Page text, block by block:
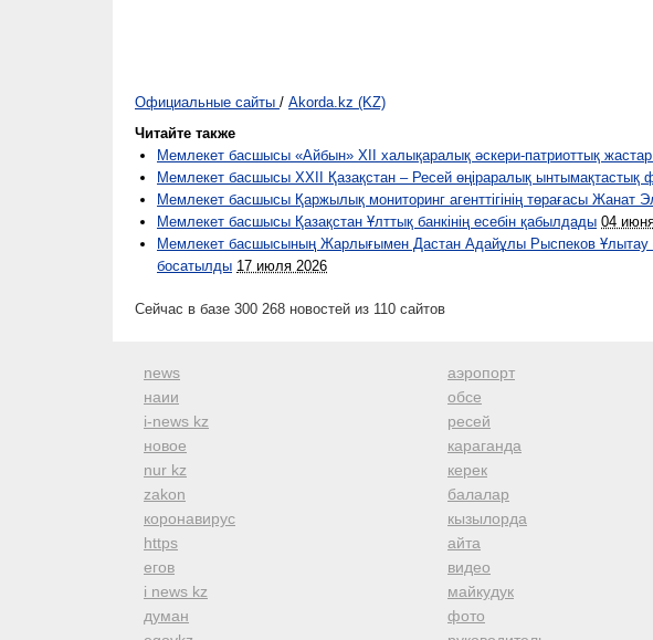
Официальные сайты / Akorda.kz (KZ)
Читайте также
Мемлекет басшысы «Айбын» ХІI халықаралық әскери-патриоттық
Мемлекет басшысы XXII Қазақстан – Ресей өңіраралық ынтымақтастық
Мемлекет басшысы Қаржылық мониторинг агенттігінің төрағасы Жанат
Мемлекет басшысы Қазақстан Ұлттық банкінің есебін қабылдады 04
Мемлекет басшысының Жарлығымен Дастан Адайұлы Рыспеков Ұлытау
босатылды 17 июля 2026
Сейчас в базе 300 268 новостей из 110 сайтов
news
наии
i-news kz
новое
nur kz
zakon
коронавирус
https
егов
i news kz
думан
аэропорт
обсе
ресей
караганда
керек
балалар
кызылорда
айта
видео
майкудук
фото